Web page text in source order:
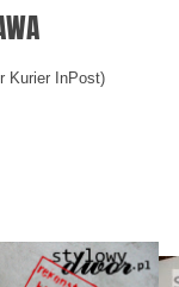
Kurier InPost)